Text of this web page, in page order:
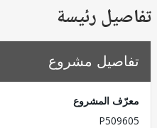
رئيسة
مشروع
المشروع